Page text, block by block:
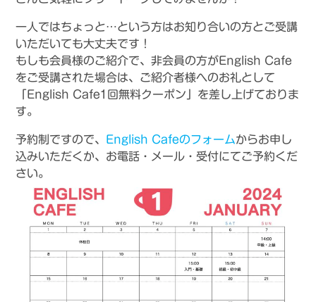
一人ではちょっと…という方はお知り合いの方とご受講
いただいても大丈夫です！
もしも会員様のご紹介で、非会員の方がEnglish Cafe
をご受講された場合は、ご紹介者様へのお礼として
「English Cafe1回無料クーポン」を差し上げておりま
す。
予約制ですので、 English Cafeのフォームからお申し
込みいただくか、お電話・メール・受付にてご予約くだ
さい。